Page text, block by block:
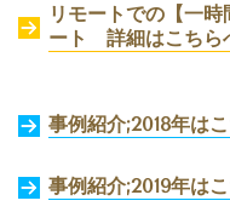
リモートでの【一
ート 詳細はこちら
事例紹介;2018年は
事例紹介;2019年は